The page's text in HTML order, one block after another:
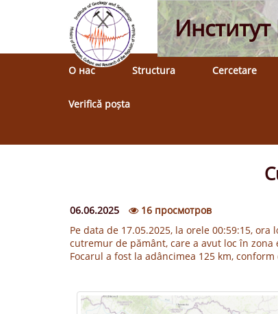
О нас Structura Cercetare
Verifică poșta
Главная
06.06.2025
16 просмотров
Pe data de 17.05.2025, la orele 00:59:15,
cutremur de pământ, care a avut loc în
Focarul a fost la adâncimea 125 km,